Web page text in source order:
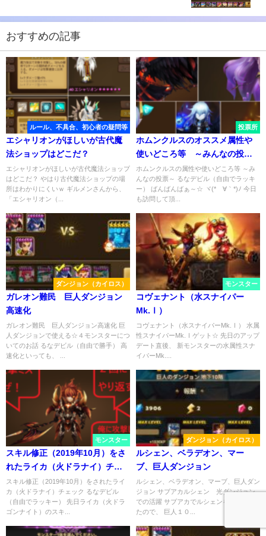
おすすめの記事
ルール、不具合、初心者の疑問等
エシャリオンがほしいが古代魔
法ショップはどこだ？
エシャリオンがほしいが古代魔法ショップ
はどこだ？ やはり古代魔法ショップの場
所はわかりにくいｗ ギルメンさんから、
「エシャリオン（...
投票所
ホムンクルスのオススメ属性や
使いどころ等 ～みんなの投票
～
ホムンクルスの属性や使いどころ等 ～み
んなの投票～ るなデビル（自由でラッキ
ー） ばんばんばぁ～☆ ヾ(*´∀｀*)ﾉ 今日
も訪問して頂...
ダンジョン（カイロス）
ガレオン難民 巨人ダンジョン
高速化
ガレオン難民 巨人ダンジョン高速化 巨
人ダンジョンで使える☆４モンスターにつ
いてのお話 るなデビル（自由で勝手） 高
速化といっても、 ...
モンスター
コヴェナント（水スナイパー
Mk.Ⅰ）
コヴェナント（水スナイパーMk.Ⅰ） 水属
性スナイパーMk.Ⅰゲット☆ 先日のアップ
デート直後、 新モンスターの水属性スナ
イパーMk....
モンスター
スキル修正（2019年10月）をさ
れたライカ（火ドラナイ）チェ
ック
スキル修正（2019年10月）をされたライ
カ（火ドラナイ）チェック るなデビル
（自由でラッキー） 先日ライカ（火ドラ
ゴンナイト）のスキ...
ダンジョン（カイロス）
ルシェン、ベラデオン、マー
ブ、巨人ダンジョン
ルシェン、ベラデオン、マーブ、巨人ダン
ジョン サブアカルシェン 光ダンジョン
での活躍 サブアカでルシェンを☆６にし
たので、 巨人１０...